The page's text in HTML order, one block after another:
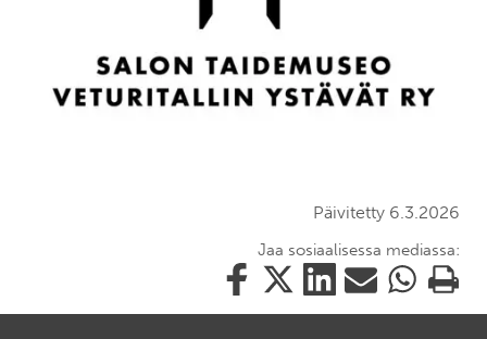
Päivitetty 6.3.2026
Jaa sosiaalisessa mediassa:
Jaa
tämä
Jaa
Jaa
tämä
Jaa
Jaa
Tulosta